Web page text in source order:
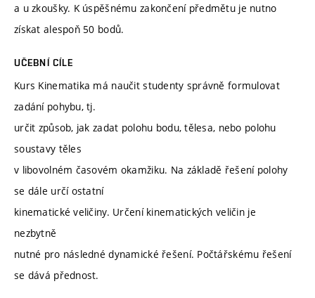
a u zkoušky. K úspěšnému zakončení předmětu je nutno
získat alespoň 50 bodů.
UČEBNÍ CÍLE
Kurs Kinematika má naučit studenty správně formulovat
zadání pohybu, tj.
určit způsob, jak zadat polohu bodu, tělesa, nebo polohu
soustavy těles
v libovolném časovém okamžiku. Na základě řešení polohy
se dále určí ostatní
kinematické veličiny. Určení kinematických veličin je
nezbytně
nutné pro následné dynamické řešení. Počtářskému řešení
se dává přednost.